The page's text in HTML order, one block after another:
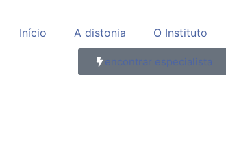
Início A distonia O Instituto
encontrar especialista